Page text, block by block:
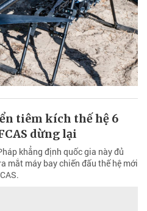
tiêm kích thế hệ 6
dừng lại
khẳng định quốc gia này đủ
mắt máy bay chiến đấu thế hệ mới